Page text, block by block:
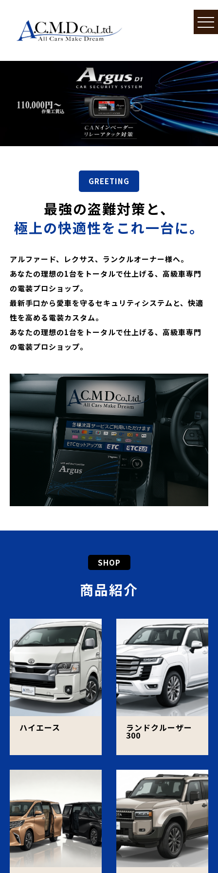
GREETING
最強の盗難対策と、
極上の快適性をこれ一台に。
アルファード、レクサス、ランクルオーナー様へ。
あなたの理想の1台をトータルで仕上げる、高級車専門
の電装プロショップ。
最新手口から愛車を守るセキュリティシステムと、快適
性を高める電装カスタム。
あなたの理想の1台をトータルで仕上げる、高級車専門
の電装プロショップ。
SHOP
商品紹介
ハイエース ランドクルーザー
300